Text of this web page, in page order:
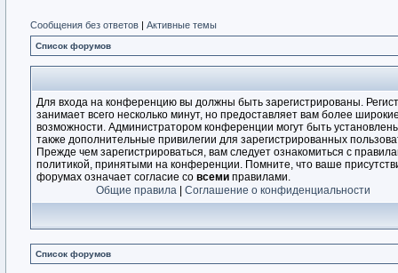
Сообщения без ответов | Активные темы
Список форумов
Для входа на конференцию вы должны быть зарегистрированы.
занимает всего несколько минут, но предоставляет вам более
возможности. Администратором конференции могут быть
также дополнительные привилегии для зарегистрированных
Прежде чем зарегистрироваться, вам следует ознакомиться с
политикой, принятыми на конференции. Помните, что ваше
форумах означает согласие со всеми правилами.
Общие правила
Соглашение о конфиденциальности
Список форумов